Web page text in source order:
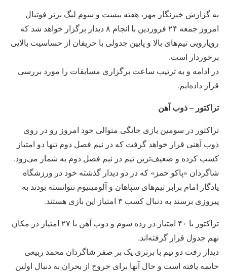
به گزارش خبرنگار مهر، هفته بیست و سوم لیگ برتر فوتبال
امروز جمعه ۲۴ فروردین با انجام ۸ دیدار برگزار خواهد شد که
رویارویی تیم‌های بالا و پایین جدولی با حریفان از حساسیت بالایی
برخوردار است.
در ادامه و به ترتیب ساعت برگزاری مسابقات را مورد بررسی
قرار داده‌ایم.
تراکتور – ذوب آهن
تراکتور در سومین بازی خانگی متوالی خود امروز رو در روی
ذوب آهنی قرار خواهد گرفت که در نیم فصل دوم تنها دو امتیاز
کسب کرده و ضعیف‌ترین تیم در نیم فصل دوم به شمار می‌رود.
شاگردان «پاکو خمز» که در دو دیدار گذشته خود در ورزشگاه
یادگار امام برابر تیم‌های سپاهان و آلومینیوم نتوانسته بودند به
پیروزی برسند به دنبال کسب ۳ امتیاز این بازی هستند.
تراکتور با ۴۰ امتیاز در رده سوم و ذوب آهن با ۲۷ امتیاز در مکان
نهم جدول قرار گرفته‌اند.
دیدار رفت دو تیم با برتری یک بر صفر شاگردان محمد ربیعی
خاتمه یافته است و حال آنها برای خروج از بحران به دنبال اولین